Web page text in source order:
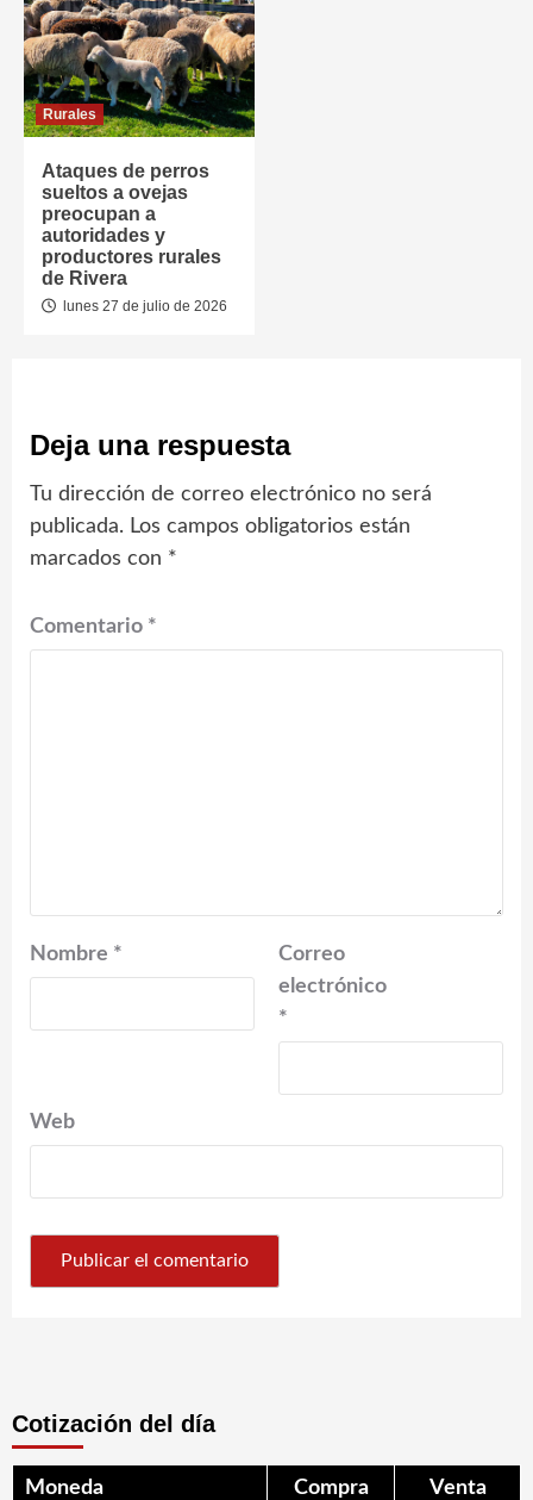
Rurales
Ataques de perros
sueltos a ovejas
preocupan a
autoridades y
productores rurales
de Rivera
lunes 27 de julio de 2026
Deja una respuesta
Tu dirección de correo electrónico no será
publicada. Los campos obligatorios están
marcados con *
Comentario *
Nombre *
Correo
electrónico
*
Web
Cotización del día
Moneda Compra Venta